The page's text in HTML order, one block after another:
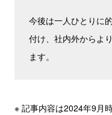
今後は一人ひとりに
付け、社内外からよ
ます。
※ 記事内容は2024年9月